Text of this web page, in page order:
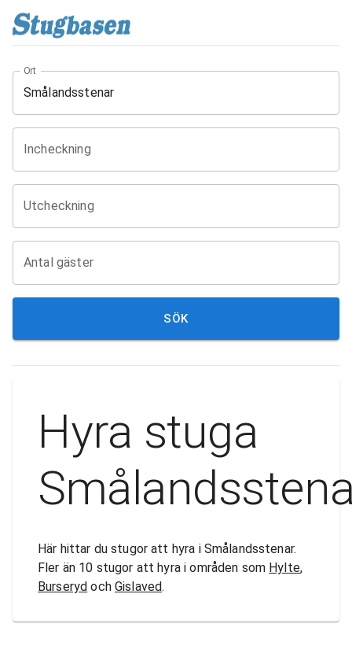
Ort
Incheckning
Utcheckning
Antal gäster
SÖK
Hyra stuga
Här hittar du stugor att hyra i Smålandsstenar.
Fler än 10 stugor att hyra i områden som Hylte,
Burseryd och Gislaved.